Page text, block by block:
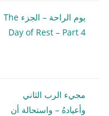
يوم الراحة – الجزء The
Day of Rest – Part 4
مجيء الرب الثاني
وأعيادهُ – واستحالة أن